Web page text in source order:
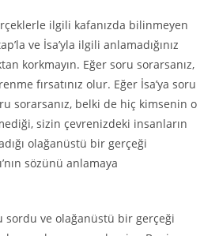
ilgili kafanızda bilinmeyen
ve İsa’yla ilgili anlamadığınız
korkmayın. Eğer soru sorarsanız,
fırsatınız olur. Eğer İsa’ya soru
sorarsanız, belki de hiç kimsenin o
sizin çevrenizdeki insanların
olağanüstü bir gerçeği
sözünü anlamaya
sordu ve olağanüstü bir gerçeği